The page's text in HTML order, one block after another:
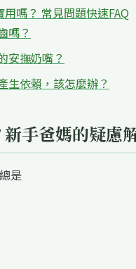
嗎？ 常見問題快速FAQ
嗎？
安撫奶嘴？
生依賴，該怎麼辦？
手爸媽的疑慮
是